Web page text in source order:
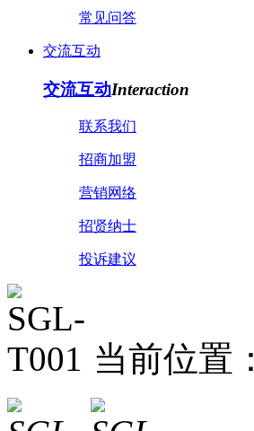
常见问答
交流互动
交流互动Interaction
联系我们
招商加盟
营销网络
招贤纳士
投诉建议
当前位置：